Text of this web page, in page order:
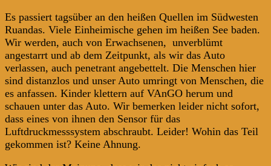
Es passiert tagsüber an den heißen Quellen im Südwesten
Ruandas. Viele Einheimische gehen im heißen See baden.
Wir werden, auch von Erwachsenen, unverblümt
angestarrt und ab dem Zeitpunkt, als wir das Auto
verlassen, auch penetrant angebettelt. Die Menschen hier
sind distanzlos und unser Auto umringt von Menschen, die
es anfassen. Kinder klettern auf VAnGO herum und
schauen unter das Auto. Wir bemerken leider nicht sofort,
dass eines von ihnen den Sensor für das
Luftdruckmesssystem abschraubt. Leider! Wohin das Teil
gekommen ist? Keine Ahnung.